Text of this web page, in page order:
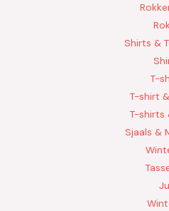
Shirts &
T-
T-shirt
T-shirts
Sjaals &